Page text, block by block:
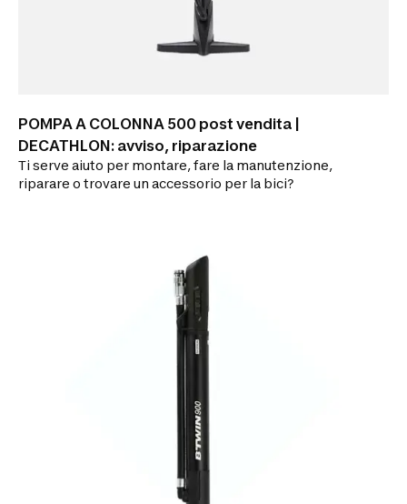
POMPA A COLONNA 500 post vendita |
DECATHLON: avviso, riparazione
Ti serve aiuto per montare, fare la manutenzione,
riparare o trovare un accessorio per la bici?